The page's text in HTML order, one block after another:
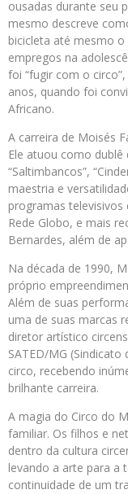
ousadas durante seu
mesmo descreve
bicicleta até mesmo
empregos na
foi “fugir com o
anos, quando foi
Africano.
A carreira de Moisés
Ele atuou como
“Saltimbancos”,
maestria e
programas
Rede Globo, e mais
Bernardes, além de
Na década de 1990,
próprio
Além de suas
uma de suas marcas
diretor artístico
SATED/MG
circo, recebendo
brilhante carreira.
A magia do Circo do
familiar. Os filhos e
dentro da cultura
levando a arte para a
continuidade de um